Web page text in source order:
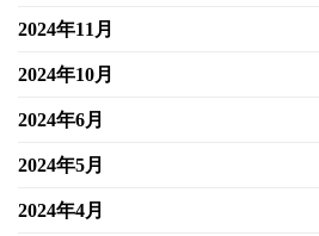
2024年11月
2024年10月
2024年6月
2024年5月
2024年4月